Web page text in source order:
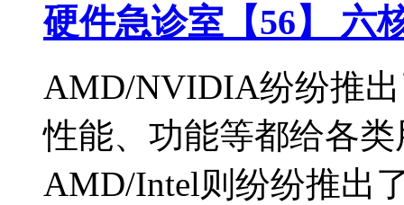
硬件急诊室【56】 六
AMD/NVIDIA纷纷推
性能、功能等都给各
AMD/Intel则纷纷推出